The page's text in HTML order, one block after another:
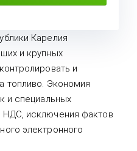
Карелия
и крупных
и
топливо. Экономия
и специальных
исключения фактов
электронного